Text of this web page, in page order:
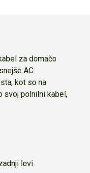
za domačo
AC
kot so na
svoj polnilni kabel,
levi